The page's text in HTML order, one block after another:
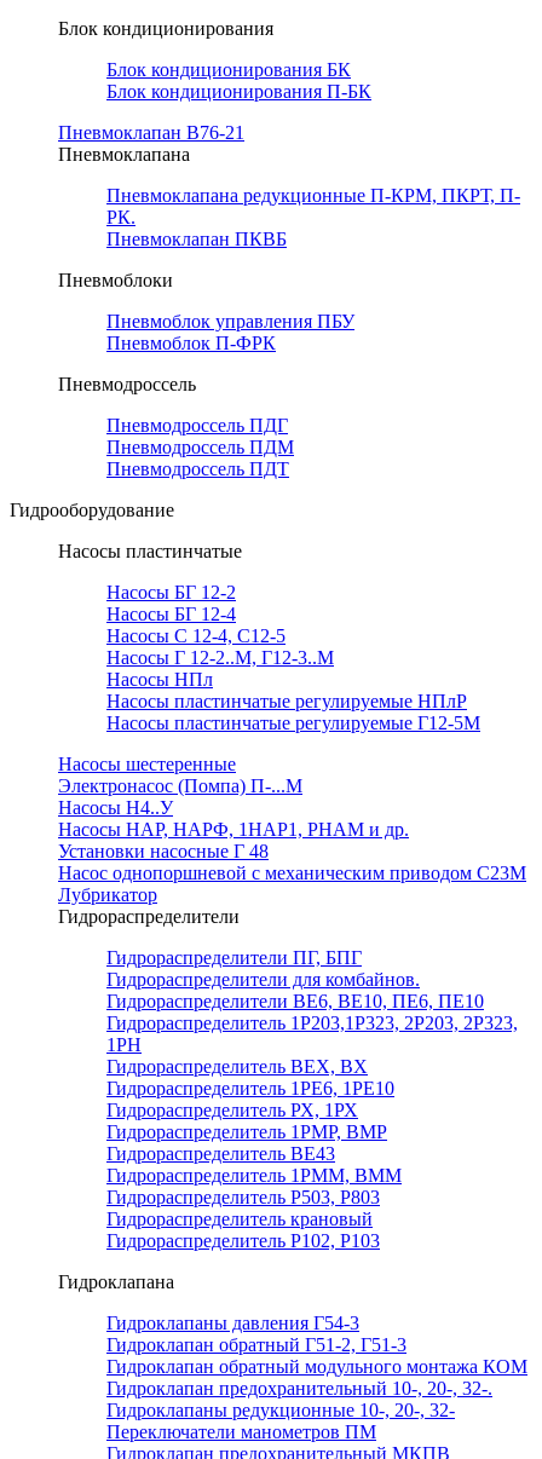
Блок кондиционирования
Блок кондиционирования БК
Блок кондиционирования П-БК
Пневмоклапан В76-21
Пневмоклапана
Пневмоклапана редукционные П-КРМ, ПКРТ, П-
РК.
Пневмоклапан ПКВБ
Пневмоблоки
Пневмоблок управления ПБУ
Пневмоблок П-ФРК
Пневмодроссель
Пневмодроссель ПДГ
Пневмодроссель ПДМ
Пневмодроссель ПДТ
Гидрооборудование
Насосы пластинчатые
Насосы БГ 12-2
Насосы БГ 12-4
Насосы С 12-4, С12-5
Насосы Г 12-2..М, Г12-3..М
Насосы НПл
Насосы пластинчатые регулируемые НПлР
Насосы пластинчатые регулируемые Г12-5М
Насосы шестеренные
Электронасос (Помпа) П-...М
Насосы Н4..У
Насосы НАР, НАРФ, 1НАР1, РНАМ и др.
Установки насосные Г 48
Насос однопоршневой с механическим приводом С23М
Лубрикатор
Гидрораспределители
Гидрораспределители ПГ, БПГ
Гидрораспределители для комбайнов.
Гидрораспределители ВЕ6, ВЕ10, ПЕ6, ПЕ10
Гидрораспределитель 1Р203,1Р323, 2Р203, 2Р323,
1РН
Гидрораспределитель ВЕХ, ВХ
Гидрораспределитель 1РЕ6, 1РЕ10
Гидрораспределитель РХ, 1РХ
Гидрораспределитель 1РМР, ВМР
Гидрораспределитель ВЕ43
Гидрораспределитель 1РММ, ВММ
Гидрораспределитель Р503, Р803
Гидрораспределитель крановый
Гидрораспределитель Р102, Р103
Гидроклапана
Гидроклапаны давления Г54-3
Гидроклапан обратный Г51-2, Г51-3
Гидроклапан обратный модульного монтажа КОМ
Гидроклапан предохранительный 10-, 20-, 32-.
Гидроклапаны редукционные 10-, 20-, 32-
Переключатели манометров ПМ
Гидроклапан предохранительный МКПВ